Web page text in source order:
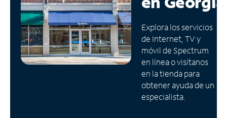
Administrar
cuenta
Encuentra
una
tienda
Explora los servicios
de Internet, TV y
móvil de Spectrum
en línea o visítanos
en la tienda para
obtener ayuda de un
especialista.